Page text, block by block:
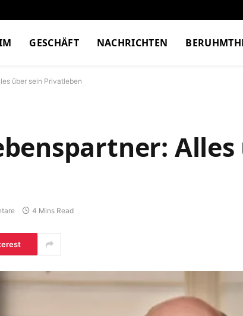
GESCHÄFT NACHRICHTEN
über sein Privatleben
Alles
4 Mins Read